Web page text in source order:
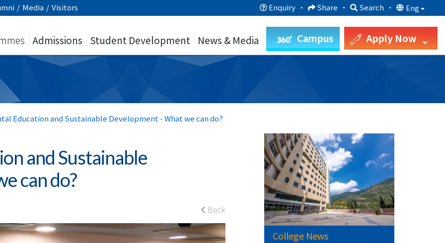
/ Media / Visitors Enquiry · Share · Search · Eng
Admissions Student Development News & Media Campus Apply Now
Education and Sustainable Development - What we can do?
and Sustainable
can do?
Back
College News